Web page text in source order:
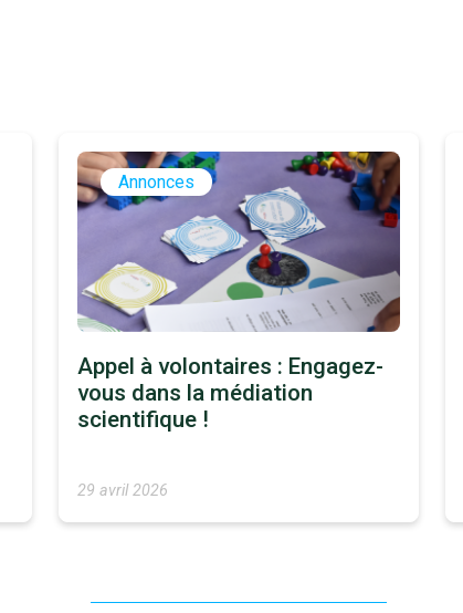
Annonces
Appel à volontaires : Engagez-
vous dans la médiation
scientifique !
29 avril 2026